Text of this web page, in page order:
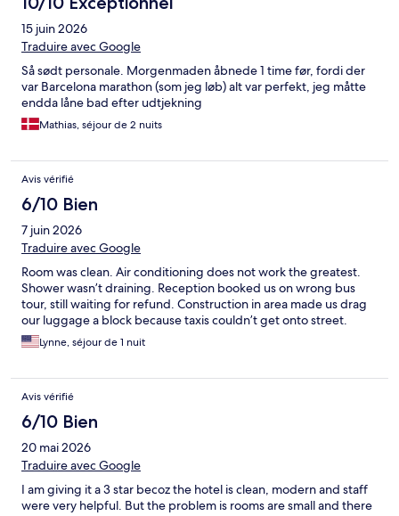
15 juin 2026
Traduire avec Google
Så sødt personale. Morgenmaden åbnede 1 time før, fordi der
var Barcelona marathon (som jeg løb) alt var perfekt, jeg måtte
endda låne bad efter udtjekning
Mathias, séjour de 2 nuits
Avis vérifié
6/10 Bien
7 juin 2026
Traduire avec Google
Room was clean. Air conditioning does not work the greatest.
Shower wasn’t draining. Reception booked us on wrong bus
tour, still waiting for refund. Construction in area made us drag
our luggage a block because taxis couldn’t get onto street.
Lynne, séjour de 1 nuit
Avis vérifié
6/10 Bien
20 mai 2026
Traduire avec Google
I am giving it a 3 star becoz the hotel is clean, modern and staff
were very helpful. But the problem is rooms are small and there